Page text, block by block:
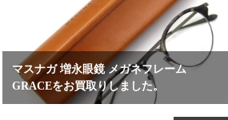
マスナガ 増永眼鏡 メガネフレーム
GRACEをお買取りしました。